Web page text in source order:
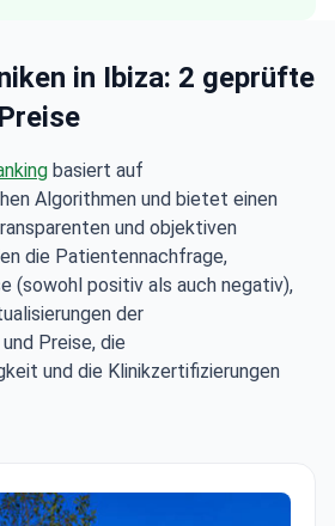
in Ibiza: 2 geprüfte
basiert auf
Algorithmen und bietet einen
und objektiven
die Patientennachfrage,
(sowohl positiv als auch negativ),
der
Preise, die
und die Klinikzertifizierungen